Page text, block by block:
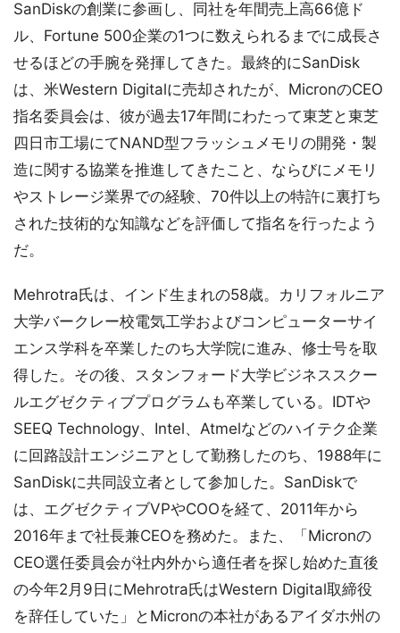
SanDiskの創業に参画し、同社を年間売上高66億ド
ル、Fortune 500企業の1つに数えられるまでに成長さ
せるほどの手腕を発揮してきた。最終的にSanDisk
は、米Western Digitalに売却されたが、MicronのCEO
指名委員会は、彼が過去17年間にわたって東芝と東芝
四日市工場にてNAND型フラッシュメモリの開発・製
造に関する協業を推進してきたこと、ならびにメモリ
やストレージ業界での経験、70件以上の特許に裏打ち
された技術的な知識などを評価して指名を行ったよう
だ。
Mehrotra氏は、インド生まれの58歳。カリフォルニア
大学バークレー校電気工学およびコンピューターサイ
エンス学科を卒業したのち大学院に進み、修士号を取
得した。その後、スタンフォード大学ビジネススクー
ルエグゼクティブプログラムも卒業している。IDTや
SEEQ Technology、Intel、Atmelなどのハイテク企業
に回路設計エンジニアとして勤務したのち、1988年に
SanDiskに共同設立者として参加した。SanDiskで
は、エグゼクティブVPやCOOを経て、2011年から
2016年まで社長兼CEOを務めた。また、「Micronの
CEO選任委員会が社内外から適任者を探し始めた直後
の今年2月9日にMehrotra氏はWestern Digital取締役
を辞任していた」とMicronの本社があるアイダホ州の